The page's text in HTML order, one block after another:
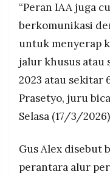
“Peran IAA juga
berkomunikasi
untuk menyerap
jalur khusus atau
2023 atau sekitar
Prasetyo, juru
Selasa (17/3/
Gus Alex disebut
perantara alur